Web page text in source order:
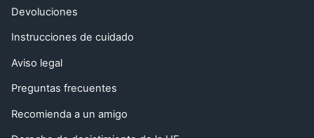
Devoluciones
Instrucciones de cuidado
Aviso legal
Preguntas frecuentes
Recomienda a un amigo